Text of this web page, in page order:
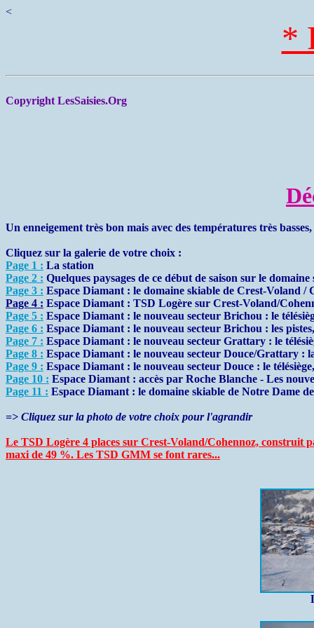
<
*
Copyright LesSaisies.Org
Un enneigement très bon mais avec des températures très
Cliquez sur la galerie de votre choix :
Page 1 : La station
Page 2 : Quelques paysages de ce début de saison sur le domaine
Page 3 : Espace Diamant : le domaine skiable de Crest-Voland /
Page 4 : Espace Diamant : TSD Logère sur Crest-Voland/
Page 5 : Espace Diamant : le nouveau secteur Brichou : le
Page 6 : Espace Diamant : le nouveau secteur Brichou : les
Page 7 : Espace Diamant : le nouveau secteur Grattary : le
Page 8 : Espace Diamant : le nouveau secteur Douce/Grattary :
Page 9 : Espace Diamant : le nouveau secteur Douce : le
Page 10 : Espace Diamant : accès par Roche Blanche - Les
Page 11 : Espace Diamant : le domaine skiable de Notre Dame
=> Cliquez sur la photo de votre choix pour l'agrandir
Le TSD Logère 4 places sur Crest-Voland/Cohennoz, construit
maxi de 49 %. Les TSD GMM se font rares...